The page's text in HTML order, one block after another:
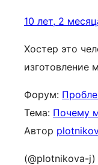
10 лет, 2
Хостер это
изготовление
Форум:
Тема: Почему
Автор
(@plotnikova-j)